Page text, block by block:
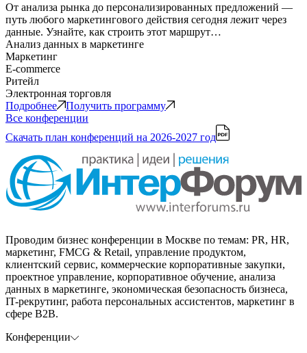
От анализа рынка до персонализированных предложений —
путь любого маркетингового действия сегодня лежит через
данные. Узнайте, как строить этот маршрут…
Анализ данных в маркетинге
Маркетинг
E-commerce
Ритейл
Электронная торговля
Подробнее
Получить программу
Все конференции
Скачать план конференций на 2026-2027 год
Проводим бизнес конференции в Москве по темам: PR, HR,
маркетинг, FMCG & Retail, управление продуктом,
клиентский сервис, коммерческие корпоративные закупки,
проектное управление, корпоративное обучение, анализа
данных в маркетинге, экономическая безопасность бизнеса,
IT-рекрутинг, работа персональных ассистентов, маркетинг в
сфере B2B.
Конференции